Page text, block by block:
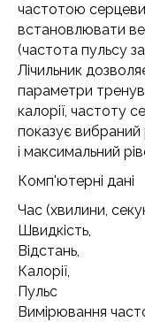
частотою
встановлювати
(частота пульсу
Лічильник
параметри
калорії, частоту
показує вибраний
і максимальний
Комп'ютерні дані
Час (хвилини,
Швидкість,
Відстань,
Калорії,
Пульс
Вимірювання